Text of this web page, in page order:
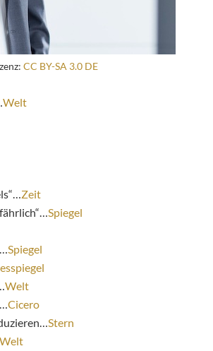
CC BY-SA 3.0 DE
Welt
Zeit
Spiegel
Spiegel
Welt
Cicero
Stern
Welt